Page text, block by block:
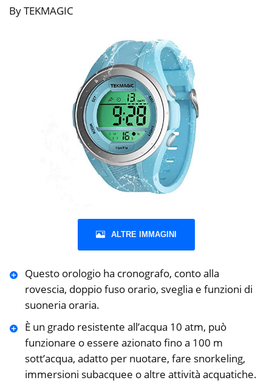
By TEKMAGIC
ALTRE IMMAGINI
Questo orologio ha cronografo, conto alla
rovescia, doppio fuso orario, sveglia e funzioni di
suoneria oraria.
È un grado resistente all’acqua 10 atm, può
funzionare o essere azionato fino a 100 m
sott’acqua, adatto per nuotare, fare snorkeling,
immersioni subacquee o altre attività acquatiche.